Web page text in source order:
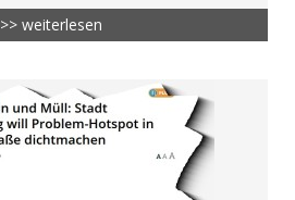
>> weiterlesen